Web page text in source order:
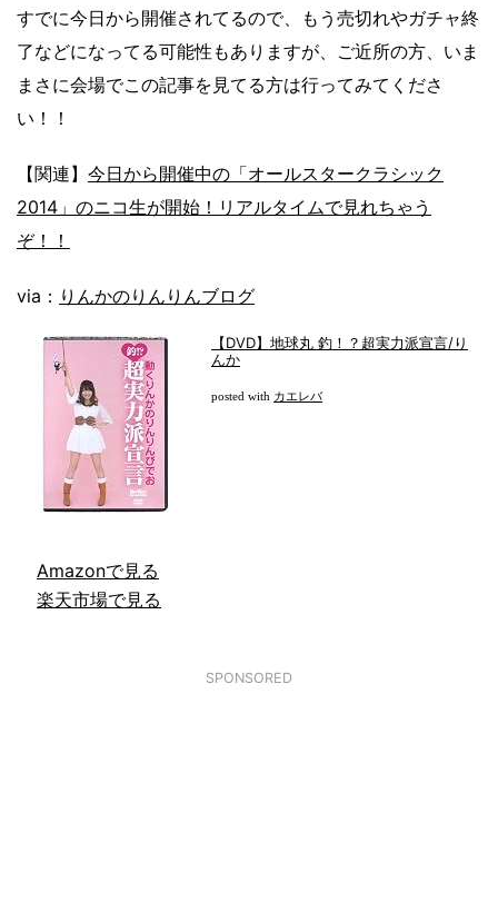
すでに今日から開催されてるので、もう売切れやガチャ終
了などになってる可能性もありますが、ご近所の方、いま
まさに会場でこの記事を見てる方は行ってみてくださ
い！！
【関連】 今日から開催中の「オールスタークラシック
2014」のニコ生が開始！リアルタイムで見れちゃう
ぞ！！
via： りんかのりんりんブログ
【DVD】地球丸 釣！？超実力派宣言/り
んか
posted with カエレバ
Amazonで見る
楽天市場で見る
SPONSORED